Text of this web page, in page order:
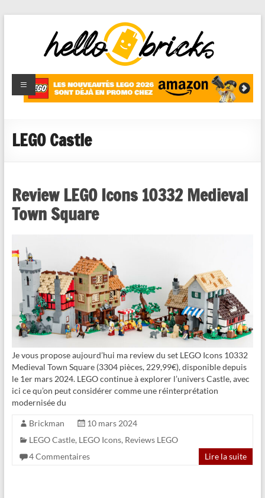
HelloBricks
Blog LEGO,
nouveaut�s
reviews
LEGO Castle
Review LEGO Icons 10332 Medieval
Town Square
Je vous propose aujourd’hui ma review du set LEGO Icons 10332
Medieval Town Square (3304 pièces, 229,99€), disponible depuis
le 1er mars 2024. LEGO continue à explorer l’univers Castle, avec
ici ce qu’on peut considérer comme une réinterprétation
modernisée du
Brickman
10 mars 2024
LEGO Castle, LEGO Icons, Reviews LEGO
4 Commentaires
Lire la suite